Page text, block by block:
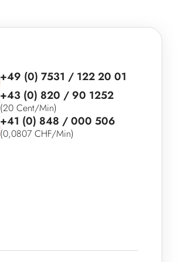
+49 (0) 7531 / 122 20 01
+43 (0) 820 / 90 1252
(20 Cent/Min)
+41 (0) 848 / 000 506
(0,0807 CHF/Min)